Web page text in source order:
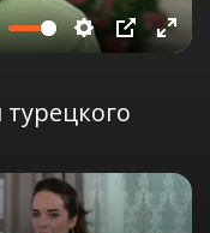
Settings
PIP